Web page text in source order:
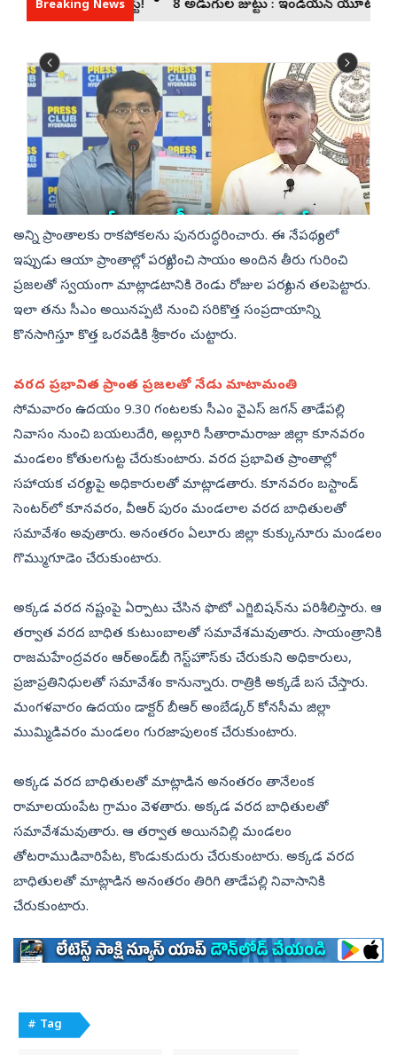
అన్ని ప్రాంతాలకు రాకపోకలను పునరుద్ధరించారు. ఈ నేపథ్యంలో
ఇప్పుడు ఆయా ప్రాంతాల్లో పర్యటించి సాయం అందిన తీరు గురించి
ప్రజలతో స్వయంగా మాట్లాడటానికి రెండు రోజుల పర్యటన తలపెట్టారు.
ఇలా తను సీఎం అయినప్పటి నుంచి సరికొత్త సంప్రదాయాన్ని
కొనసాగిస్తూ కొత్త ఒరవడికి శ్రీకారం చుట్టారు.
వరద ప్రభావిత ప్రాంత ప్రజలతో నేడు మాటామంతి
సోమవారం ఉదయం 9.30 గంటలకు సీఎం వైఎస్‌ జగన్‌ తాడేపల్లి
నివాసం నుంచి బయలుదేరి, అల్లూరి సీతారామరాజు జిల్లా కూనవరం
మండలం కోతులగుట్ట చేరుకుంటారు. వరద ప్రభావిత ప్రాంతాల్లో
సహాయక చర్యలపై అధికారులతో మాట్లాడతారు. కూనవరం బస్టాండ్‌
సెంటర్‌లో కూనవరం, వీఆర్‌ పురం మండలాల వరద బాధితులతో
సమావేశం అవుతారు. అనంతరం ఏలూరు జిల్లా కుక్కునూరు మండలం
గొమ్ముగూడెం చేరుకుంటారు.
అక్కడ వరద నష్టంపై ఏర్పాటు చేసిన ఫొటో ఎగ్జిబిషన్‌ను పరిశీలిస్తారు. ఆ
తర్వాత వరద బాధిత కుటుంబాలతో సమావేశమవుతారు. సాయంత్రానికి
రాజమహేంద్రవరం ఆర్‌అండ్‌బీ గెస్ట్‌హౌస్‌కు చేరుకుని అధికారులు,
ప్రజాప్రతినిధులతో సమావేశం కానున్నారు. రాత్రికి అక్కడే బస చేస్తారు.
మంగళవారం ఉదయం డాక్టర్‌ బీఆర్‌ అంబేడ్కర్‌ కోనసీమ జిల్లా
ముమ్మిడివరం మండలం గురజాపులంక చేరుకుంటారు.
అక్కడ వరద బాధితులతో మాట్లాడిన అనంతరం తానేలంక
రామాలయంపేట గ్రామం వెళతారు. అక్కడ వరద బాధితులతో
సమావేశమవుతారు. ఆ తర్వాత అయినవిల్లి మండలం
తోటరాముడివారిపేట, కొండుకుదురు చేరుకుంటారు. అక్కడ వరద
బాధితులతో మాట్లాడిన అనంతరం తిరిగి తాడేపల్లి నివాసానికి
చేరుకుంటారు.
# Tag